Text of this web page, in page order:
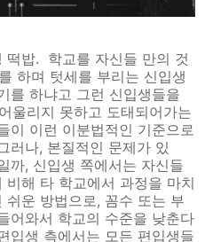
떡밥. 학교를 자신들 만의 것
하며 텃세를 부리는 신입생
를 하냐고 그런 신입생들을
울리지 못하고 도태되어가는
이 이런 이분법적인 기준으로
러나, 본질적인 문제가 있
까, 신입생 쪽에서는 자신들
해 타 학교에서 과정을 마치
쉬운 방법으로, 꼼수 또는 부
어와서 학교의 수준을 낮춘다
입생 측에서는 모든 편입생들